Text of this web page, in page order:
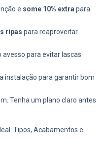
e some 10% extra para
ripas para reaproveitar
avesso para evitar lascas
instalação para garantir bom
Tenha um plano claro antes
Tipos, Acabamentos e